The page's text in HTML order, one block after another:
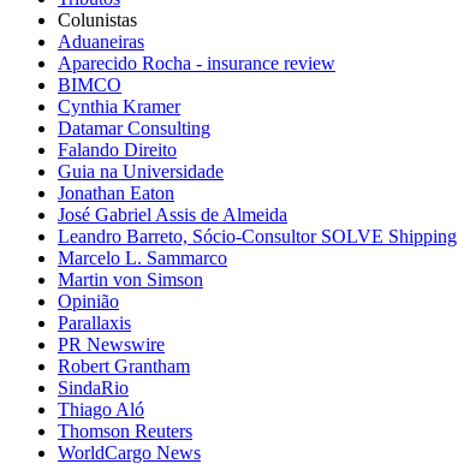
Colunistas
Aduaneiras
Aparecido Rocha - insurance review
BIMCO
Cynthia Kramer
Datamar Consulting
Falando Direito
Guia na Universidade
Jonathan Eaton
José Gabriel Assis de Almeida
Leandro Barreto, Sócio-Consultor SOLVE Shipping
Marcelo L. Sammarco
Martin von Simson
Opinião
Parallaxis
PR Newswire
Robert Grantham
SindaRio
Thiago Aló
Thomson Reuters
WorldCargo News